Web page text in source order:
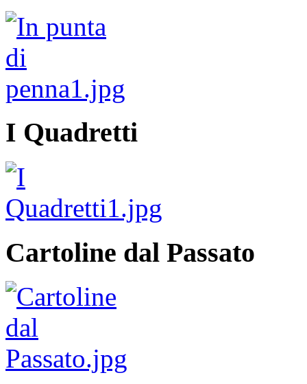
I Quadretti
Cartoline dal Passato